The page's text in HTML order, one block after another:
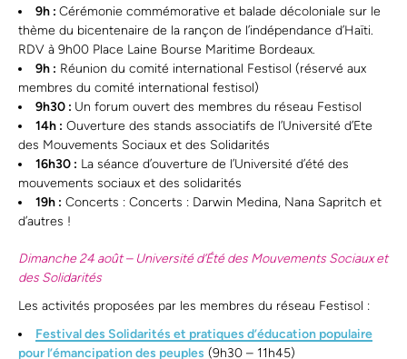
9h : Cérémonie commémorative et balade décoloniale sur le
thème du bicentenaire de la rançon de l’indépendance d’Haïti.
RDV à 9h00 Place Laine Bourse Maritime Bordeaux.
9h : Réunion du comité international Festisol (réservé aux
membres du comité international festisol)
9h30 : Un forum ouvert des membres du réseau Festisol
14h : Ouverture des stands associatifs de l’Université d’Ete
des Mouvements Sociaux et des Solidarités
16h30 : La séance d’ouverture de l’Université d’été des
mouvements sociaux et des solidarités
19h : Concerts : Concerts : Darwin Medina, Nana Sapritch et
d’autres !
Dimanche 24 août – Université d’Été des Mouvements Sociaux et
des Solidarités
Les activités proposées par les membres du réseau Festisol :
Festival des Solidarités et pratiques d’éducation populaire
pour l’émancipation des peuples (9h30 – 11h45)